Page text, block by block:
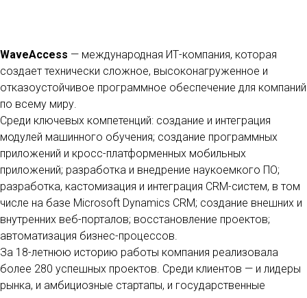
WaveAccess — международная ИТ-компания, которая
создает технически сложное, высоконагруженное и
отказоустойчивое программное обеспечение для компаний
по всему миру.
Среди ключевых компетенций: создание и интеграция
модулей машинного обучения; создание программных
приложений и кросс-платформенных мобильных
приложений; разработка и внедрение наукоемкого ПО;
разработка, кастомизация и интеграция CRM-систем, в том
числе на базе Microsoft Dynamics CRM; создание внешних и
внутренних веб-порталов; восстановление проектов;
автоматизация бизнес-процессов.
За 18-летнюю историю работы компания реализовала
более 280 успешных проектов. Среди клиентов — и лидеры
рынка, и амбициозные стартапы, и государственные